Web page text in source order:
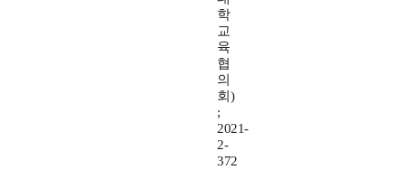
학
교
육
협
의
회)
;
2021-
2-
372